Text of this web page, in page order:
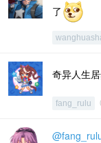
了
奇异人生
fang_rulu